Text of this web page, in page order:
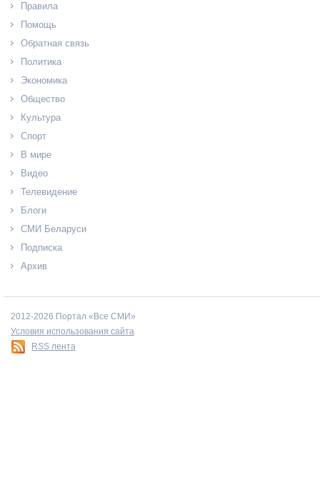
Правила
Помощь
Обратная связь
Политика
Экономика
Общество
Культура
Спорт
В мире
Видео
Телевидение
Блоги
СМИ Беларуси
Подписка
Архив
2012-2026 Портал «Все СМИ»
Условия использования сайта
RSS лента